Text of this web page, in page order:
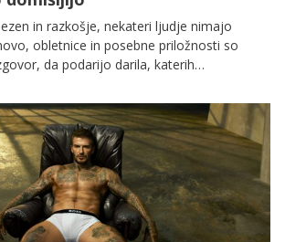
in razkošje, nekateri ljudje nimajo
obletnice in posebne priložnosti so
da podarijo darila, katerih
najbolj absurdno dragih daril.